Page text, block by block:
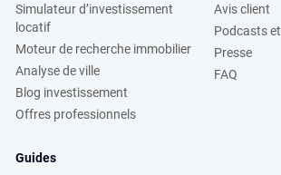
Simulateur d’investissement
locatif
Moteur de recherche immobilier
Analyse de ville
Blog investissement
Offres professionnels
Avis client
Podcasts
Presse
FAQ
Guides